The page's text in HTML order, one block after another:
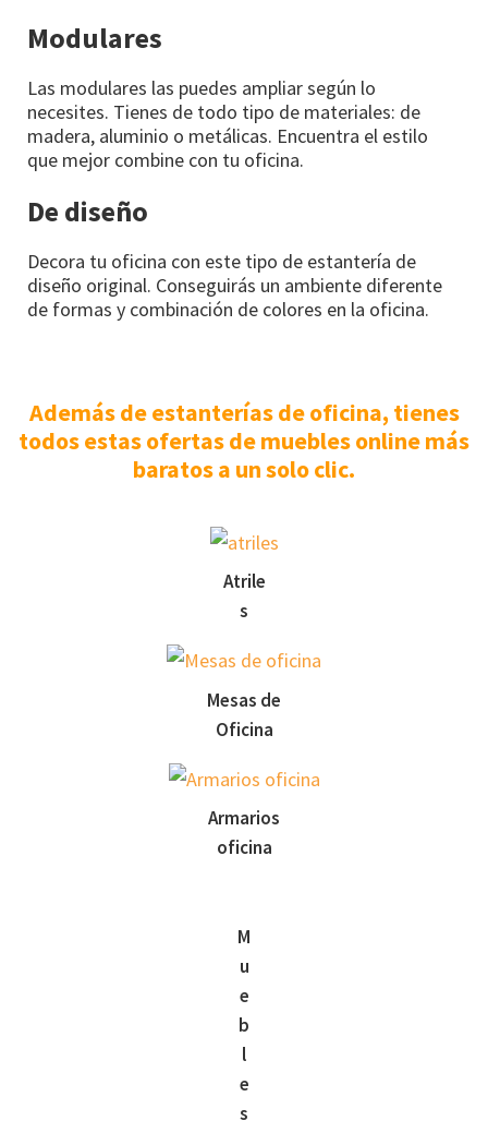
Modulares
Las modulares las puedes ampliar según lo
necesites. Tienes de todo tipo de materiales: de
madera, aluminio o metálicas. Encuentra el estilo
que mejor combine con tu oficina.
De diseño
Decora tu oficina con este tipo de estantería de
diseño original. Conseguirás un ambiente diferente
de formas y combinación de colores en la oficina.
Además de estanterías de oficina, tienes
todos estas ofertas de muebles online más
baratos a un solo clic.
Atrile
s
Mesas de
Oficina
Armarios
oficina
M
u
e
b
l
e
s